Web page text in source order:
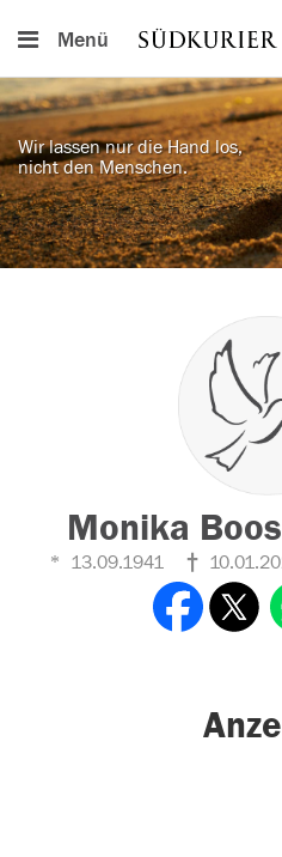
Menü
Wir lassen nur die Hand los,
nicht den Menschen.
Monika
13.09.1941